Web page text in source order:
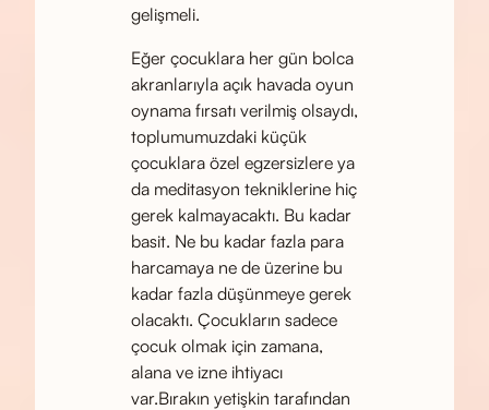
gelişmeli.
Eğer çocuklara her gün bolca
akranlarıyla açık havada oyun
oynama fırsatı verilmiş olsaydı,
toplumumuzdaki küçük
çocuklara özel egzersizlere ya
da meditasyon tekniklerine hiç
gerek kalmayacaktı. Bu kadar
basit. Ne bu kadar fazla para
harcamaya ne de üzerine bu
kadar fazla düşünmeye gerek
olacaktı. Çocukların sadece
çocuk olmak için zamana,
alana ve izne ihtiyacı
var.Bırakın yetişkin tarafından